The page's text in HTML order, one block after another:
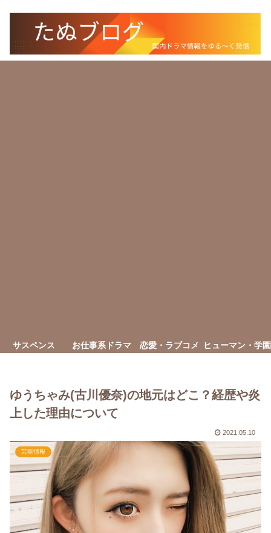
サスペンス お仕事系ドラマ 恋愛・ラブコメ ヒューマン・学園
ゆうちゃみ(古川優奈)の地元はどこ？経歴や炎
上した理由について
2021.05.10
芸能情報